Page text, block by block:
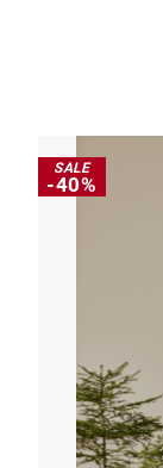
SALE
-40%